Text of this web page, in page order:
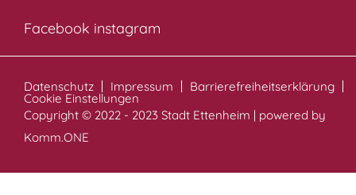
Facebook instagram
Datenschutz Impressum Barrierefreiheitserklärung
Cookie Einstellungen
Copyright © 2022 - 2023 Stadt Ettenheim | powered by
Komm.ONE